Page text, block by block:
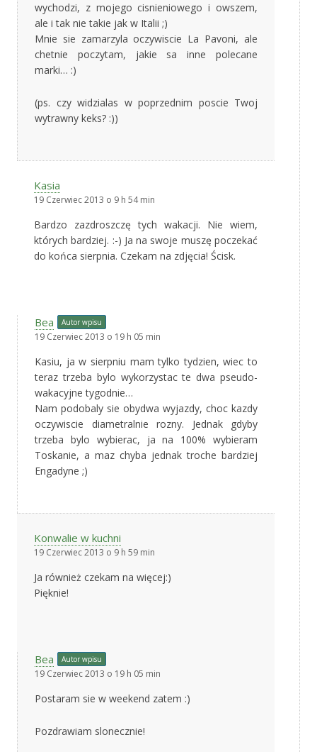
wychodzi, z mojego cisnieniowego i owszem,
ale i tak nie takie jak w Italii ;)
Mnie sie zamarzyla oczywiscie La Pavoni, ale
chetnie poczytam, jakie sa inne polecane
marki… :)
(ps. czy widzialas w poprzednim poscie Twoj
wytrawny keks? :))
Kasia
19 Czerwiec 2013 o 9 h 54 min
Bardzo zazdroszczę tych wakacji. Nie wiem,
których bardziej. :-) Ja na swoje muszę poczekać
do końca sierpnia. Czekam na zdjęcia! Ścisk.
Bea Autor wpisu
19 Czerwiec 2013 o 19 h 05 min
Kasiu, ja w sierpniu mam tylko tydzien, wiec to
teraz trzeba bylo wykorzystac te dwa pseudo-
wakacyjne tygodnie…
Nam podobaly sie obydwa wyjazdy, choc kazdy
oczywiscie diametralnie rozny. Jednak gdyby
trzeba bylo wybierac, ja na 100% wybieram
Toskanie, a maz chyba jednak troche bardziej
Engadyne ;)
Konwalie w kuchni
19 Czerwiec 2013 o 9 h 59 min
Ja również czekam na więcej:)
Pięknie!
Bea Autor wpisu
19 Czerwiec 2013 o 19 h 05 min
Postaram sie w weekend zatem :)
Pozdrawiam slonecznie!